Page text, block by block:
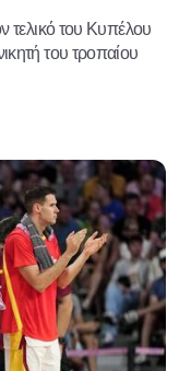
τελικό του Κυπέλου
του τροπαίου